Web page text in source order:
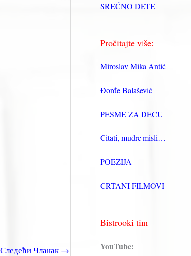
Следећи Чланак →
SREĆNO DETE
Pročitajte više:
Miroslav Mika Antić
Đorđe Balašević
PESME ZA DECU
Citati, mudre misli…
POEZIJA
CRTANI FILMOVI
Bistrooki tim
YouTube: